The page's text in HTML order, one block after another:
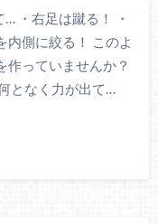
・右足は蹴る！ ・
内側に絞る！ このよ
作っていませんか？
となく力が出て…